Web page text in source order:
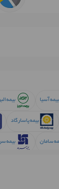
بیمه آسیا بیمه
بیمه پاسارگاد
سامان بیمه